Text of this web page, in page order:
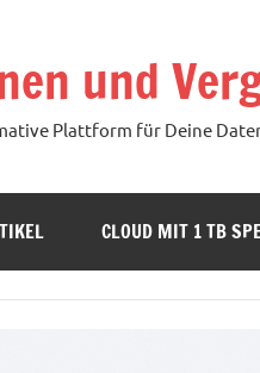
und
Plattform für Deine
CLOUD MIT 1 TB